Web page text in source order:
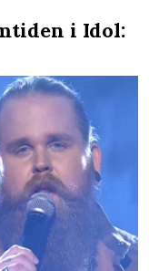
i Idol: